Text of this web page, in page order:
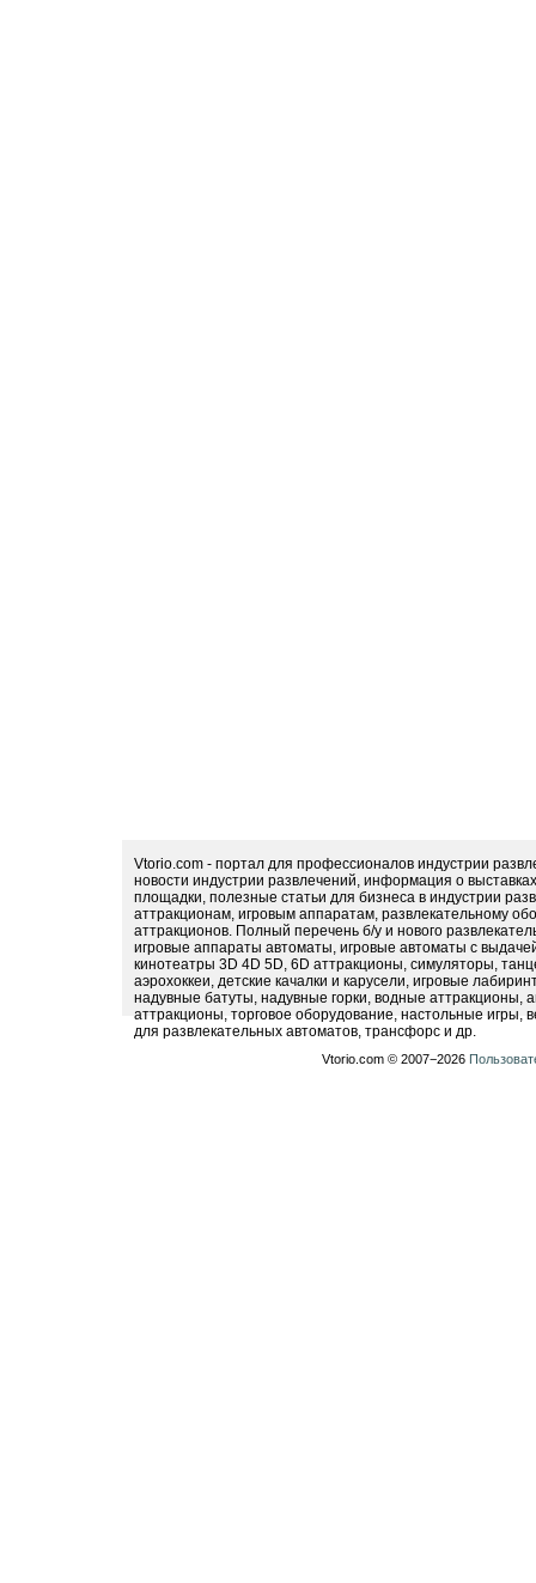
Vtorio.com - портал для профессионалов индустрии
новости индустрии развлечений, информация о
площадки, полезные статьи для бизнеса в индустрии
аттракционам, игровым аппаратам, развлекательному
аттракционов. Полный перечень б/у и нового
игровые аппараты автоматы, игровые автоматы с
кинотеатры 3D 4D 5D, 6D аттракционы, симуляторы,
аэрохоккеи, детские качалки и карусели, игровые
надувные батуты, надувные горки, водные
аттракционы, торговое оборудование, настольные игры,
для развлекательных автоматов, трансфорс и др.
Vtorio.com © 2007−2026